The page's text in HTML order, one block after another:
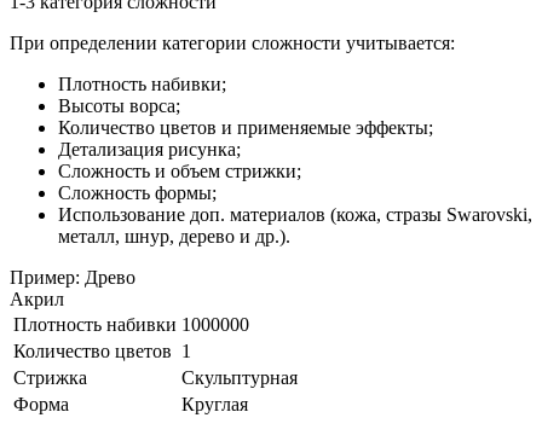
При определении категории сложности учитывается:
Плотность набивки;
Высоты ворса;
Количество цветов и применяемые эффекты;
Детализация рисунка;
Сложность и объем стрижки;
Сложность формы;
Использование доп. материалов (кожа, стразы Swarovski,
металл, шнур, дерево и др.).
Пример: Древо
Акрил
Плотность набивки 1000000
Количество цветов 1
Стрижка
Скульптурная
Форма
Круглая